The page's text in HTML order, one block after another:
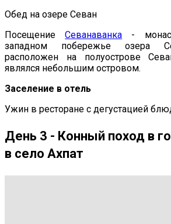
Обед на озере Севан
ПосещениеСеванаванка -
западном побережье озера
расположен на полуострове
являлся небольшим островом.
Заселение в отель
Ужин в ресторане с дегустацией
День 3 - Конный поход в
в село Ахпат